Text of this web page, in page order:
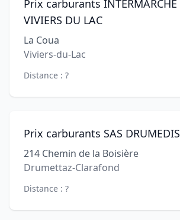
Prix carburants INTERMARCHE
VIVIERS DU LAC
La Coua
Viviers-du-Lac
Distance : ?
Prix carburants SAS DRUMEDIS
214 Chemin de la Boisière
Drumettaz-Clarafond
Distance : ?